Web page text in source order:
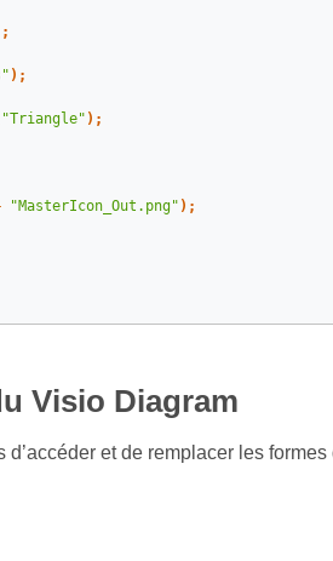
);
"Triangle" );
"MasterIcon_Out.png" );
Visio Diagram
et de remplacer les